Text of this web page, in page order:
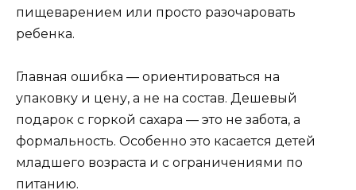
пищеварением или просто разочаровать
ребенка.
Главная ошибка — ориентироваться на
упаковку и цену, а не на состав. Дешевый
подарок с горкой сахара — это не забота, а
формальность. Особенно это касается детей
младшего возраста и с ограничениями по
питанию.